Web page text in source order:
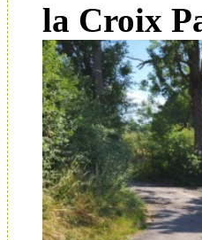
la Croix